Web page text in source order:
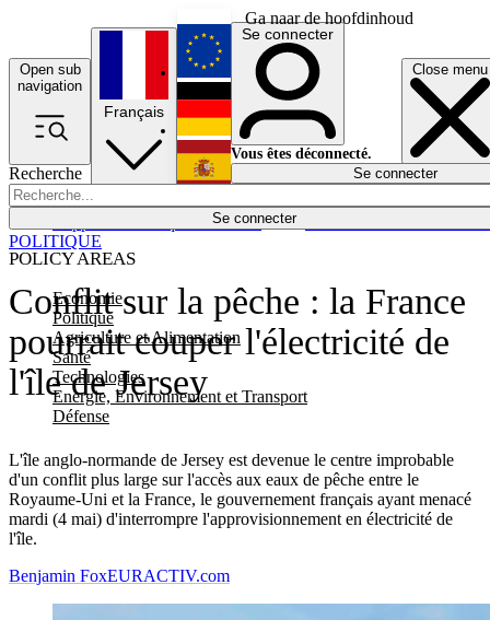
Ga naar de hoofdinhoud
Open sub
navigation
Close menu
Recherche
Se connecter
POLICY AREAS
Economie
Politique
Agriculture et Alimentation
Santé
Technologies
Energie, Environnement et Transport
Défense
Économie
Français
English
Deutsch
Español
Se connecter
Vous êtes déconnecté.
Se connecter
Conflit sur la pêche : la France
pourrait couper l'électricité de
l'île de Jersey
L'île anglo-normande de Jersey est devenue le centre improbable
d'un conflit plus large sur l'accès aux eaux de pêche entre le
Royaume-Uni et la France, le gouvernement français ayant menacé
mardi (4 mai) d'interrompre l'approvisionnement en électricité de
l'île.
POLITIQUE
Benjamin FoxEURACTIV.com